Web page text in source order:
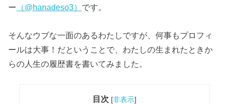
ー （@hanadeso3） です。
そんなウブな一面のあるわたしですが、何事もプロフィ
ールは大事！だということで、わたしの生まれたときか
らの人生の履歴書を書いてみました。
目次 [非表示]